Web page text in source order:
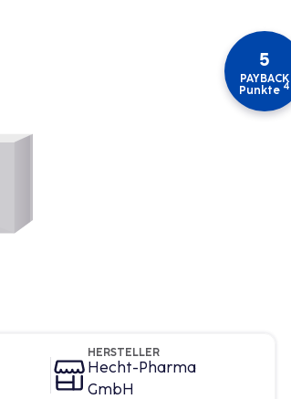
5
PAYBACK
Punkte 4
HERSTELLER
Hecht-Pharma
GmbH